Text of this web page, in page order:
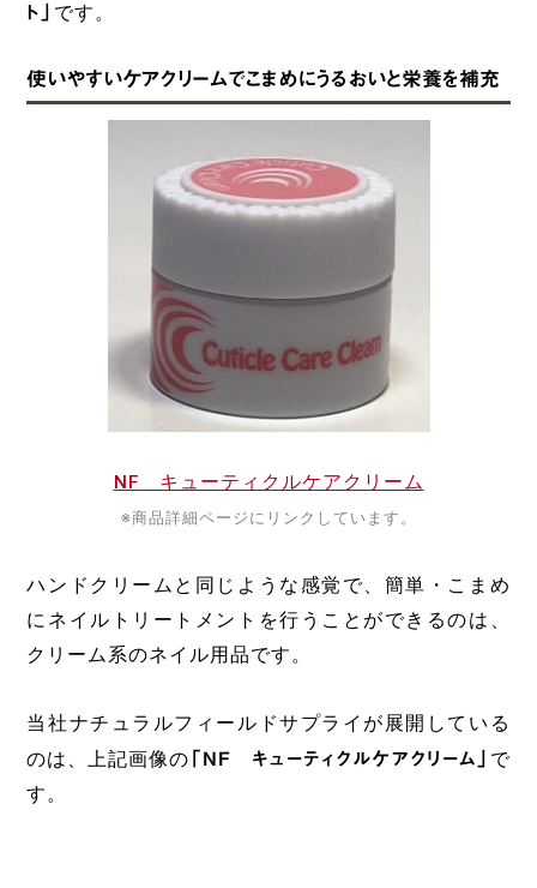
ト」 です。
使いやすいケアクリームでこまめにうるおいと栄養を補充
NF キューティクルケアクリーム
※商品詳細ページにリンクしています。
ハンドクリームと同じような感覚で、簡単・こまめ
にネイルトリートメントを行うことができるのは、
クリーム系のネイル用品です。
当社ナチュラルフィールドサプライが展開している
のは、上記画像の 「NF キューティクルケアクリーム」 で
す。